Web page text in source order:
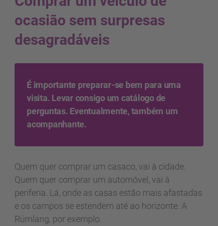
ocasião sem surpresas
desagradáveis
É importante preparar-se bem para uma
visita. Levar consigo um catálogo de
perguntas. Eventualmente, também um
acompanhante.
Quem quer comprar um casaco, vai à cidade.
Quem quer comprar um automóvel, vai à
periferia. Lá, onde as casas estão mais afastadas
e os campos se estendem até ao horizonte. A
Rümlang, por exemplo.